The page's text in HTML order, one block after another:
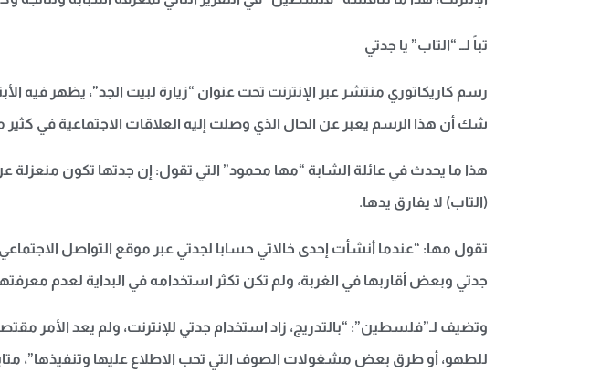
تباً لــ “التاب” يا جدتي
رسم كاريكاتوري منتشر عبر الإنترنت تحت عنوان “زيارة لبيت الجد”، يظهر فيه
شك أن هذا الرسم يعبر عن الحال الذي وصلت إليه العلاقات الاجتماعية في كثير من
هذا ما يحدث في عائلة الشابة “مها محمود” التي تقول: إن جدتها تكون منعزلة
(التاب) لا يفارق يدها.
تقول مها: “عندما أنشأت إحدى خالاتي حسابا لجدتي عبر موقع التواصل
جدتي وبعض أقاربها في الغربة، ولم تكن تكثر استخدامه في البداية لعدم
وتضيف لـ”فلسطين”: “بالتدريج، زاد استخدام جدتي للإنترنت، ولم يعد الأمر
للطهو، أو طرق بعض مشغولات الصوف التي تحب الاطلاع عليها وتنفيذها”،